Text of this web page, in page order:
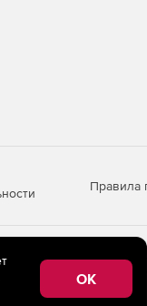
Правила
информации
Российской
OK